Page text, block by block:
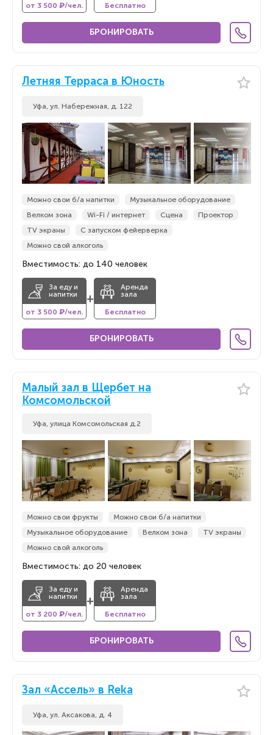
от 3 500 ₽/чел. Бесплатно
БРОНИРОВАТЬ
Летняя Терраса в Юность
Уфа, ул. Набережная, д. 122
Можно свои б/а напитки
Музыкальное оборудование
Велком зона
Wi-Fi / интернет Сцена
Проектор
TV экраны
С запуском фейерверка
Можно свой алкоголь
Вместимость: до 140 человек
За еду и
напитки
от 3 500 ₽/чел.
+
Аренда
зала
Бесплатно
БРОНИРОВАТЬ
Малый зал в Щербет на
Комсомольской
Уфа, улица Комсомольская д.2
Можно свои фрукты
Можно свои б/а напитки
Музыкальное оборудование
Велком зона
TV экраны
Можно свой алкоголь
Вместимость: до 20 человек
За еду и
напитки
от 3 200 ₽/чел.
+
Аренда
зала
Бесплатно
БРОНИРОВАТЬ
Зал «Ассель» в Reka
Уфа, ул. Аксакова, д. 4